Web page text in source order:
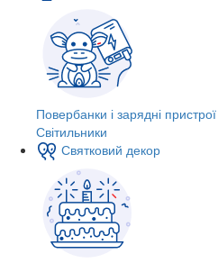
Повербанки і зарядні пристрої
Світильники
Святковий декор